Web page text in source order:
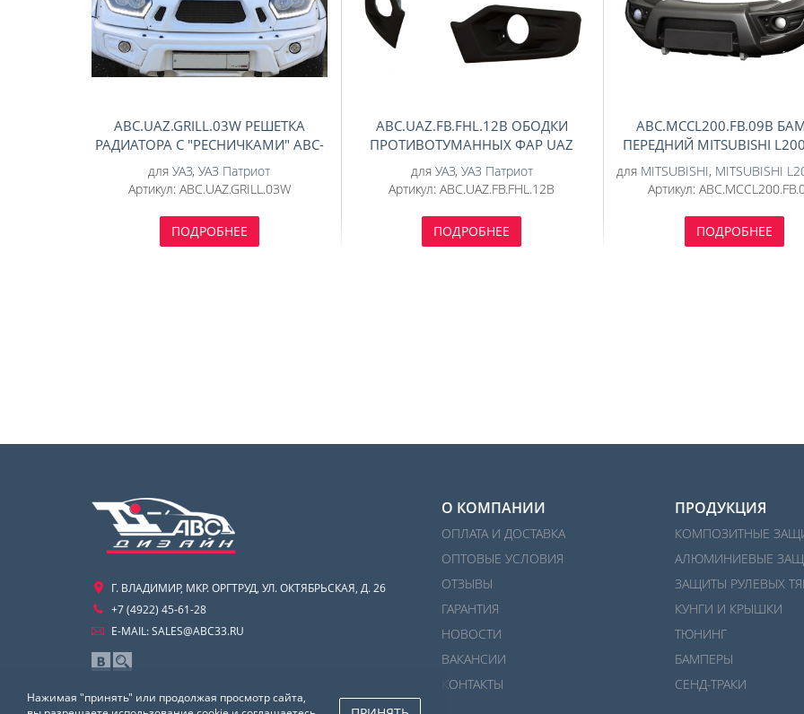
ABC.UAZ.GRILL.03W РЕШЕТКА
РАДИАТОРА С "РЕСНИЧКАМИ" АВС-
ДИЗАЙН UAZ ПАТРИОТ/ПИКАП/
КАРГО 2015- (БЕЛЫЙ)
дляУАЗ,УАЗ Патриот
Артикул: ABC.UAZ.GRILL.03W
ПОДРОБНЕЕ
ABC.UAZ.FB.FHL.12B ОБОДКИ
ПРОТИВОТУМАННЫХ ФАР UAZ
АВС-ДИЗАЙН 2 ЧАС.(ЧЕРНЫЙ)
для УАЗ, УАЗ Патриот
Артикул:ABC.UAZ.FB.FHL.12B
ПОДРОБНЕЕ
ABC.MCCL200.FB.09В
ПЕРЕДНИЙ MITSUBISHI
11.2018 КРОМЕ К-ЦИИ
ШТАТНУЮ ОПТИКУ,
для MITSUBISHI, MITSUBISHI
Артикул:
ПОДРОБНЕЕ
Г. ВЛАДИМИР, МКР. ОРГТРУД, УЛ. ОКТЯБРЬСКАЯ, Д. 26
+7 (4922) 45-61-28
E-MAIL:SALES@ABC33.RU
О КОМПАНИИ
ОПЛАТА И ДОСТАВКА
ОПТОВЫЕ УСЛОВИЯ
ОТЗЫВЫ
ГАРАНТИЯ
НОВОСТИ
ВАКАНСИИ
КОНТАКТЫ
ПРОДУКЦИЯ
КОМПОЗИТНЫЕ
АЛЮМИНИЕВЫЕ
ЗАЩИТЫ РУЛЕВЫХ
КУНГИ И КРЫШКИ
ТЮНИНГ
БАМПЕРЫ
СЕНД-ТРАКИ
Нажимая "принять" или продолжая просмотр сайта,